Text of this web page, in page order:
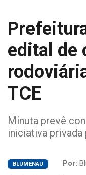
edital de
TCE
Minuta prevê
iniciativa privada
BLUMENAU Por: